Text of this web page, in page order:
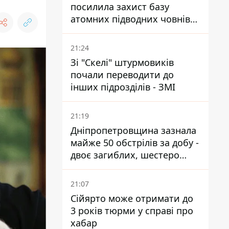
посилила захист базу
атомних підводних човнів
за 7400 км від України
21:24
Зі "Скелі" штурмовиків
почали переводити до
інших підрозділів - ЗМІ
21:19
Дніпропетровщина зазнала
майже 50 обстрілів за добу -
двоє загиблих, шестеро
постраждалих
21:07
Сійярто може отримати до
3 років тюрми у справі про
хабар